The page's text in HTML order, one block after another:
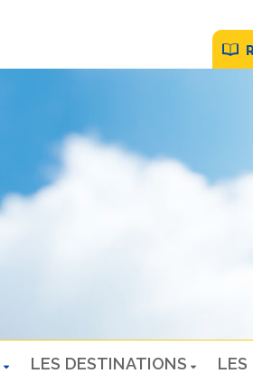
LES DESTINATIONS LES